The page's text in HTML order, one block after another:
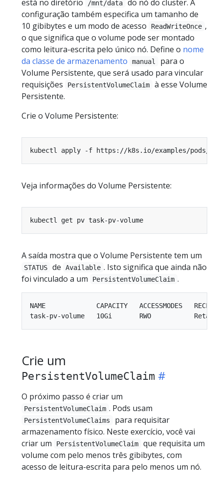
está no diretório /mnt/data
do nó do cluster. A
configuração também especifica um tamanho de
10 gibibytes e um modo de acesso
ReadWriteOnce ,
o que significa que o volume pode ser montado
como leitura-escrita pelo único nó. Define o nome
da classe de armazenamento
manual
para o
Volume Persistente, que será usado para vincular
requisições
PersistentVolumeClaim
à esse Volume
Persistente.
Crie o Volume Persistente:
Veja informações do Volume Persistente:
A saída mostra que o Volume Persistente tem um
STATUS de Available . Isto significa que ainda não
foi vinculado a um
PersistentVolumeClaim .
NAME             CAPACITY   ACCESSMODES
Crie um
PersistentVolumeClaim
O próximo passo é criar um
PersistentVolumeClaim . Pods usam
PersistentVolumeClaims
para requisitar
armazenamento físico. Neste exercício, você vai
criar um
PersistentVolumeClaim
que requisita um
volume com pelo menos três gibibytes, com
acesso de leitura-escrita para pelo menos um nó.